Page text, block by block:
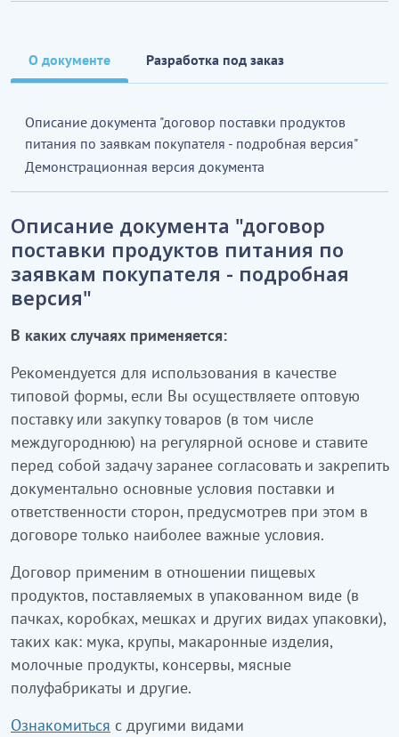
О документе Разработка под заказ
Описание документа "договор поставки продуктов
питания по заявкам покупателя - подробная версия"
Демонстрационная версия документа
Описание документа "договор
поставки продуктов питания по
заявкам покупателя - подробная
версия"
В каких случаях применяется:
Рекомендуется для использования в качестве
типовой формы, если Вы осуществляете оптовую
поставку или закупку товаров (в том числе
междугороднюю) на регулярной основе и ставите
перед собой задачу заранее согласовать и закрепить
документально основные условия поставки и
ответственности сторон, предусмотрев при этом в
договоре только наиболее важные условия.
Договор применим в отношении пищевых
продуктов, поставляемых в упакованном виде (в
пачках, коробках, мешках и других видах упаковки),
таких как: мука, крупы, макаронные изделия,
молочные продукты, консервы, мясные
полуфабрикаты и другие.
Ознакомиться с другими видами